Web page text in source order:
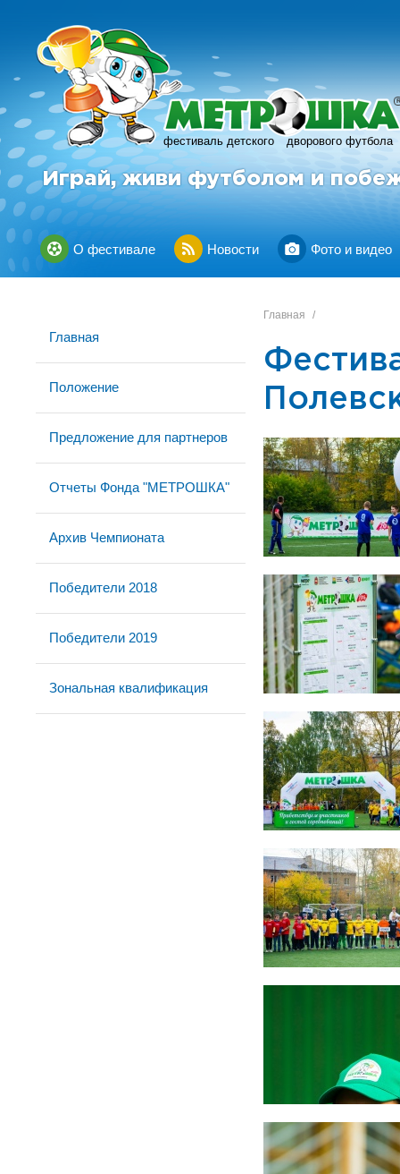
фестиваль детского дворового футбола
R
Играй, живи футболом и
О фестивале Новости Фото и видео
Главная
Положение
Предложение для партнеров
Отчеты Фонда "МЕТРОШКА"
Архив Чемпионата
Победители 2018
Победители 2019
Зональная квалификация
Главная /